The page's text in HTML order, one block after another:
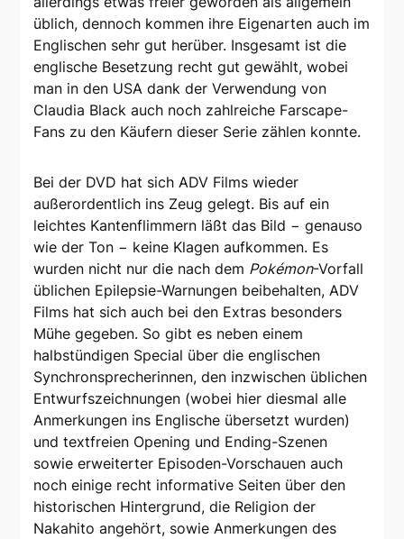
üblich, dennoch kommen ihre Eigenarten auch im
Englischen sehr gut herüber. Insgesamt ist die
englische Besetzung recht gut gewählt, wobei
man in den USA dank der Verwendung von
Claudia Black auch noch zahlreiche Farscape-
Fans zu den Käufern dieser Serie zählen konnte.
Bei der DVD hat sich ADV Films wieder
außerordentlich ins Zeug gelegt. Bis auf ein
leichtes Kantenflimmern läßt das Bild − genauso
wie der Ton − keine Klagen aufkommen. Es
wurden nicht nur die nach dem Pokémon-Vorfall
üblichen Epilepsie-Warnungen beibehalten, ADV
Films hat sich auch bei den Extras besonders
Mühe gegeben. So gibt es neben einem
halbstündigen Special über die englischen
Synchronsprecherinnen, den inzwischen üblichen
Entwurfszeichnungen (wobei hier diesmal alle
Anmerkungen ins Englische übersetzt wurden)
und textfreien Opening und Ending-Szenen
sowie erweiterter Episoden-Vorschauen auch
noch einige recht informative Seiten über den
historischen Hintergrund, die Religion der
Nakahito angehört, sowie Anmerkungen des